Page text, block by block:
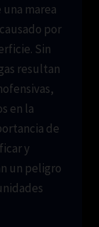
marea
por
Sin
resultan
en la
de
y
un peligro